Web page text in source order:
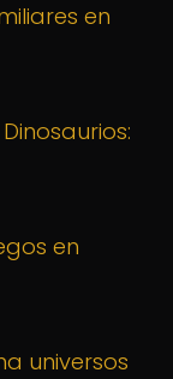
en
en
universos